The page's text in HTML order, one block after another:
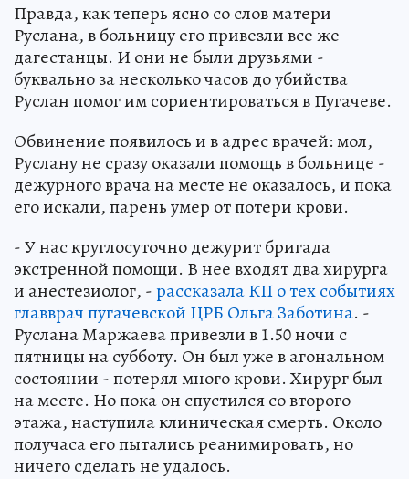
Правда, как теперь ясно со слов матери
Руслана, в больницу его привезли все же
дагестанцы. И они не были друзьями -
буквально за несколько часов до убийства
Руслан помог им сориентироваться в Пугачеве.
Обвинение появилось и в адрес врачей: мол,
Руслану не сразу оказали помощь в больнице -
дежурного врача на месте не оказалось, и пока
его искали, парень умер от потери крови.
- У нас круглосуточно дежурит бригада
экстренной помощи. В нее входят два хирурга
и анестезиолог, -рассказала КП о тех событиях
главврач пугачевской ЦРБ Ольга Заботина. -
Руслана Маржаева привезли в 1.50 ночи с
пятницы на субботу. Он был уже в агональном
состоянии - потерял много крови. Хирург был
на месте. Но пока он спустился со второго
этажа, наступила клиническая смерть. Около
получаса его пытались реанимировать, но
ничего сделать не удалось.